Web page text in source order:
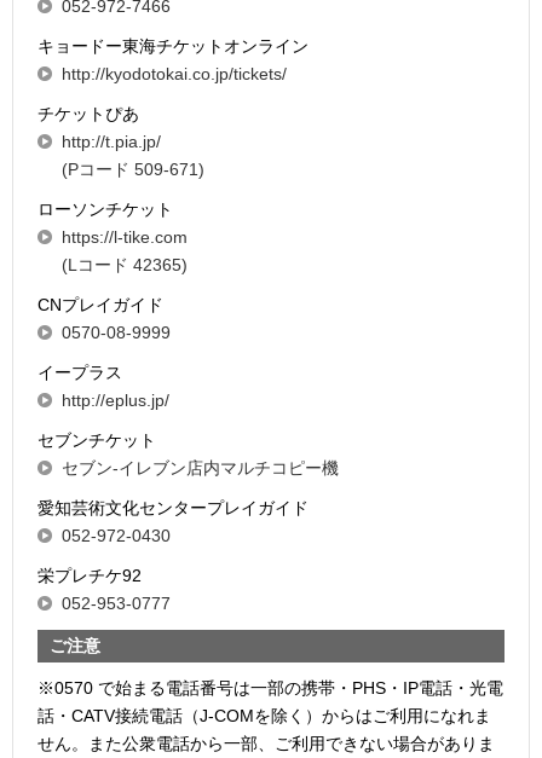
052-972-7466
キョードー東海チケットオンライン
http://kyodotokai.co.jp/tickets/
チケットぴあ
http://t.pia.jp/
(Pコード 509-671)
ローソンチケット
https://l-tike.com
(Lコード 42365)
CNプレイガイド
0570-08-9999
イープラス
http://eplus.jp/
セブンチケット
セブン-イレブン店内マルチコピー機
愛知芸術文化センタープレイガイド
052-972-0430
栄プレチケ92
052-953-0777
ご注意
※0570 で始まる電話番号は一部の携帯・PHS・IP電話・光電
話・CATV接続電話（J-COMを除く）からはご利用になれま
せん。また公衆電話から一部、ご利用できない場合がありま